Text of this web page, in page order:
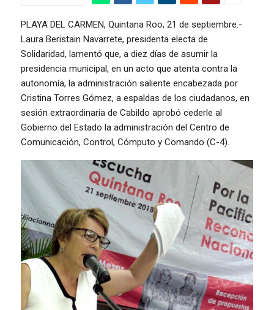
PLAYA DEL CARMEN, Quintana Roo, 21 de septiembre.-
Laura Beristain Navarrete, presidenta electa de
Solidaridad, lamentó que, a diez días de asumir la
presidencia municipal, en un acto que atenta contra la
autonomía, la administración saliente encabezada por
Cristina Torres Gómez, a espaldas de los ciudadanos, en
sesión extraordinaria de Cabildo aprobó cederle al
Gobierno del Estado la administración del Centro de
Comunicación, Control, Cómputo y Comando (C-4).